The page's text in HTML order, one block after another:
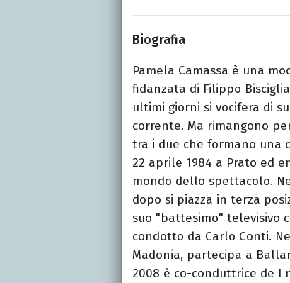
Biografia
Pamela Camassa è una
fidanzata di Filippo
ultimi giorni si vocifera di
corrente. Ma rimangono
tra i due che formano una
22 aprile 1984 a Prato ed
mondo dello spettacolo.
dopo si piazza in terza
suo "battesimo" televisivo
condotto da Carlo Conti.
Madonia, partecipa a
2008 è co-conduttrice de I